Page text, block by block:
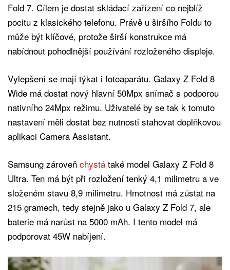
Fold 7. Cílem je dostat skládací zařízení co nejblíž
pocitu z klasického telefonu. Právě u širšího Foldu to
může být klíčové, protože širší konstrukce má
nabídnout pohodlnější používání rozloženého displeje.
Vylepšení se mají týkat i fotoaparátu. Galaxy Z Fold 8
Wide má dostat nový hlavní 50Mpx snímač s podporou
nativního 24Mpx režimu. Uživatelé by se tak k tomuto
nastavení měli dostat bez nutnosti stahovat doplňkovou
aplikaci Camera Assistant.
Samsung zároveň chystá také model Galaxy Z Fold 8
Ultra. Ten má být při rozložení tenký 4,1 milimetru a ve
složeném stavu 8,9 milimetru. Hmotnost má zůstat na
215 gramech, tedy stejně jako u Galaxy Z Fold 7, ale
baterie má narůst na 5000 mAh. I tento model má
podporovat 45W nabíjení.